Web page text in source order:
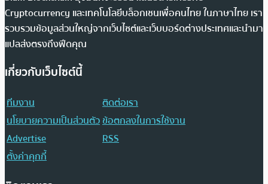
Cryptocurrency และเทคโนโลยีบล็อกเชนเพื่อคนไทย ในภาษาไทย เรา
รวบรวมข้อมูลส่วนใหญ่จากเว็บไซต์และเว็บบอร์ดต่างประเทศและนำมา
แปลส่งตรงถึงฟีดคุณ
เกี่ยวกับเว็บไซต์นี้
ทีมงาน
ติดต่อเรา
นโยบายความเป็นส่วนตัวข้อตกลงในการใช้งาน
Advertise
RSS
ตั้งค่าคุกกี้